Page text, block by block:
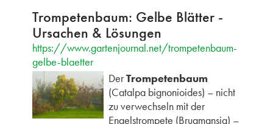
Trompetenbaum: Gelbe Blätter -
Ursachen & Lösungen
https://www.gartenjournal.net/trompetenbaum-
gelbe-blaetter
DerTrompetenbaum
(Catalpa bignonioides) – nicht
zu verwechseln mit der
Engelstrompete (Brugmansia) –